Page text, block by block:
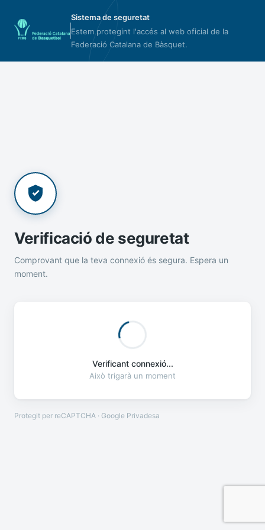
Sistema de seguretat
Estem protegint l'accés al web oficial de la
Federació Catalana de Bàsquet.
Verificació de seguretat
Comprovant que la teva connexió és segura. Espera un
moment.
Verificant connexió...
Això trigarà un moment
Protegit per reCAPTCHA · Google Privadesa